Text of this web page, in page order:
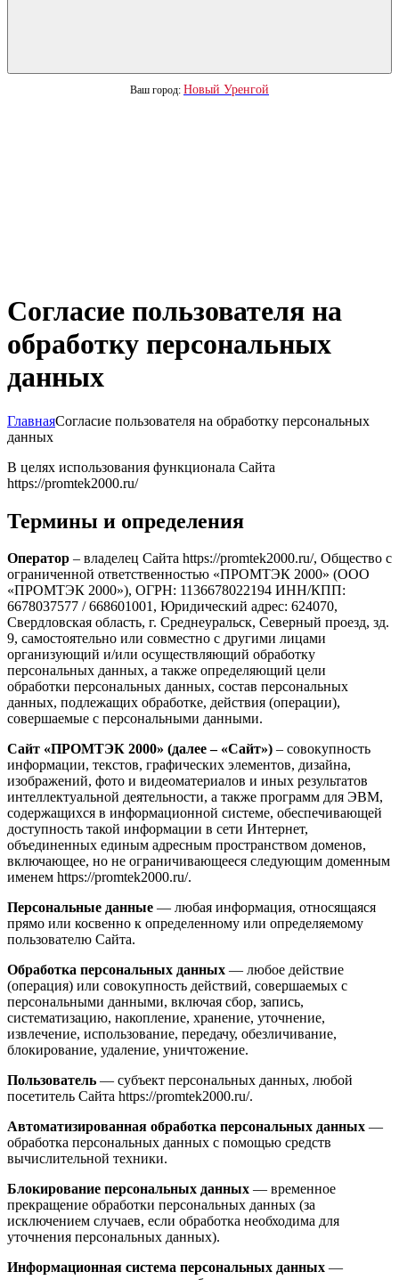
Ваш город: Новый Уренгой
Согласие пользователя на
обработку персональных
данных
ГлавнаяСогласие пользователя на обработку персональных
данных
В целях использования функционала Сайта
https://promtek2000.ru/
Термины и определения
Оператор – владелец Сайта https://promtek2000.ru/, Общество с
ограниченной ответственностью «ПРОМТЭК 2000» (ООО
«ПРОМТЭК 2000»), ОГРН: 1136678022194 ИНН/КПП:
6678037577 / 668601001, Юридический адрес: 624070,
Свердловская область, г. Среднеуральск, Северный проезд, зд.
9, самостоятельно или совместно с другими лицами
организующий и/или осуществляющий обработку
персональных данных, а также определяющий цели
обработки персональных данных, состав персональных
данных, подлежащих обработке, действия (операции),
совершаемые с персональными данными.
Сайт «ПРОМТЭК 2000» (далее – «Сайт») – совокупность
информации, текстов, графических элементов, дизайна,
изображений, фото и видеоматериалов и иных результатов
интеллектуальной деятельности, а также программ для ЭВМ,
содержащихся в информационной системе, обеспечивающей
доступность такой информации в сети Интернет,
объединенных единым адресным пространством доменов,
включающее, но не ограничивающееся следующим доменным
именем https://promtek2000.ru/.
Персональные данные — любая информация, относящаяся
прямо или косвенно к определенному или определяемому
пользователю Сайта.
Обработка персональных данных — любое действие
(операция) или совокупность действий, совершаемых с
персональными данными, включая сбор, запись,
систематизацию, накопление, хранение, уточнение,
извлечение, использование, передачу, обезличивание,
блокирование, удаление, уничтожение.
Пользователь — субъект персональных данных, любой
посетитель Сайта https://promtek2000.ru/.
Автоматизированная обработка персональных данных —
обработка персональных данных с помощью средств
вычислительной техники.
Блокирование персональных данных — временное
прекращение обработки персональных данных (за
исключением случаев, если обработка необходима для
уточнения персональных данных).
Информационная система персональных данных —